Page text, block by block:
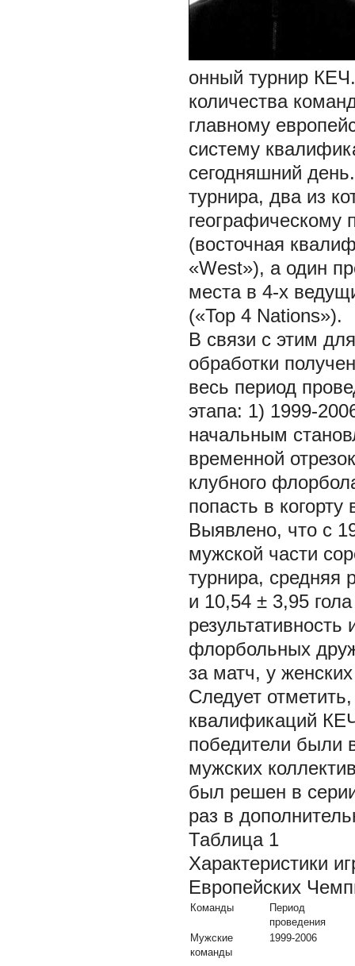
онный турнир
количества
главному
систему
сегодняшний
турнира, два из
географическому
(восточная
«West»), а один
места в 4-х
(«Top 4 Nations»).
В связи с этим
обработки
весь период
этапа: 1) 1999-
начальным
временной
клубного
попасть в
Выявлено, что с
мужской части
турнира, средняя
и 10,54 ± 3,95
флорбольных
за матч, у
Следует
квалификаций
победители были
мужских
был решен в
раз в
Таблица 1
Характеристики
Европейских
Команды
Период
проведения
Мужские
команды
1999-2006